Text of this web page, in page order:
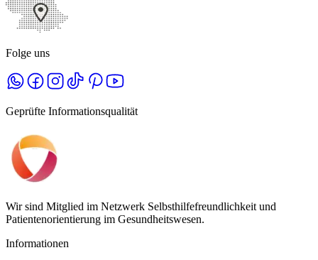
Folge uns
Geprüfte Informationsqualität
Wir sind Mitglied im Netzwerk Selbsthilfefreundlichkeit und
Patientenorientierung im Gesundheitswesen.
Informationen